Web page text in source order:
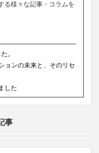
る様々な記事・コラムを
。
ョンの未来と、そのリセ
した
事